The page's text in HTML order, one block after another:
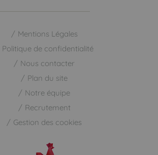
Mentions Légales
Politique de confidentialité
Nous contacter
Plan du site
Notre équipe
Recrutement
Gestion des cookies